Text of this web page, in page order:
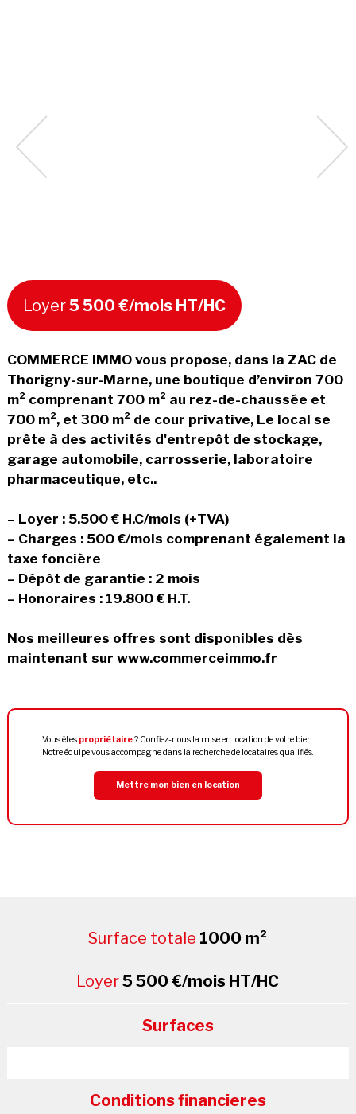
Loyer5 500 €/mois HT/HC
COMMERCE IMMO vous propose, dans la ZAC de
Thorigny-sur-Marne, une boutique d’environ 700
m² comprenant 700 m² au rez-de-chaussée et
700 m², et 300 m² de cour privative, Le local se
prête à des activités d'entrepôt de stockage,
garage automobile, carrosserie, laboratoire
pharmaceutique, etc..
– Loyer : 5.500 € H.C/mois (+TVA)
– Charges : 500 €/mois comprenant également la
taxe foncière
– Dépôt de garantie : 2 mois
– Honoraires : 19.800 € H.T.
Nos meilleures offres sont disponibles dès
maintenant sur www.commerceimmo.fr
Vous êtes propriétaire? Confiez-nous la mise en location de votre bien.
Notre équipe vous accompagne dans la recherche de locataires qualifiés.
Mettre mon bien en location
Surface totale 1000 m²
Loyer5 500 €/mois HT/HC
Surfaces
Conditions financieres